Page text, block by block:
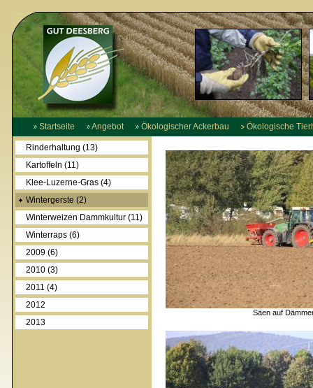
Startseite Angebot Ökologischer Ackerbau Ökologische
Rinderhaltung (13)
Kartoffeln (11)
Klee-Luzerne-Gras (4)
Wintergerste (2)
Winterweizen Dammkultur (11)
Winterraps (6)
2009 (6)
2010 (3)
2011 (4)
2012
2013
Säen auf